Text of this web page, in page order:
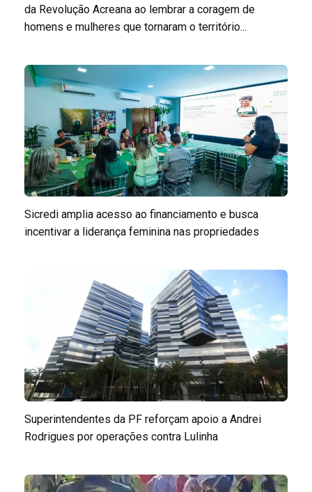
da Revolução Acreana ao lembrar a coragem de
homens e mulheres que tornaram o território...
Sicredi amplia acesso ao financiamento e busca
incentivar a liderança feminina nas propriedades
Superintendentes da PF reforçam apoio a Andrei
Rodrigues por operações contra Lulinha